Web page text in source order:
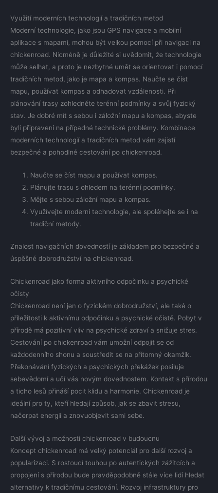
Využití moderních technologií a tradičních metod
Moderní technologie, jako jsou GPS navigace a mobilní
aplikace s mapami, mohou být velkou pomocí při navigaci na
chickenroad. Nicméně je důležité si uvědomit, že technologie
může selhat, a proto je nezbytné umět se orientovat i pomocí
tradičních metod, jako je mapa a kompas. Naučte se číst
mapu, používat kompas a odhadovat vzdálenosti. Při
plánování trasy zohledněte terénní podmínky a svůj fyzický
stav. Je dobré mít s sebou i záložní mapu a kompas, abyste
byli připraveni na případné technické problémy. Kombinace
moderních technologií a tradičních metod vám zajistí
bezpečné a pohodlné cestování po chickenroad.
Naučte se číst mapu a používat kompas.
Plánujte trasu s ohledem na terénní podmínky.
Mějte s sebou záložní mapu a kompas.
Využívejte moderní technologie, ale spoléhejte se i na
tradiční metody.
Znalost navigačních dovedností je základem pro bezpečné a
úspěšné dobrodružství na chickenroad.
Chickenroad jako forma aktivního odpočinku a psychické
očisty
Chickenroad není jen o fyzickém dobrodružství, ale také o
příležitosti k aktivnímu odpočinku a psychické očistě. Pobyt v
přírodě má pozitivní vliv na psychické zdraví a snižuje stres.
Cestování po chickenroad vám umožní odpojit se od
každodenního shonu a soustředit se na přítomný okamžik.
Překonávání fyzických a psychických překážek posiluje
sebevědomí a učí vás novým dovednostem. Kontakt s přírodou
a ticho lesů přináší pocit klidu a harmonie. Chickenroad je
ideální pro ty, kteří hledají způsob, jak se zbavit stresu,
načerpat energii a znovuobjevit sami sebe.
Další vývoj a možnosti chickenroad v budoucnu
Koncept chickenroad má velký potenciál pro další rozvoj a
popularizaci. S rostoucí touhou po autentických zážitcích a
propojení s přírodou bude pravděpodobně stále více lidí hledat
alternativy k tradičnímu cestování. Rozvoj infrastruktury pro